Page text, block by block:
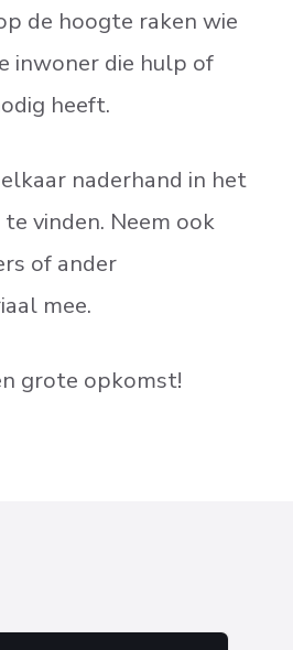
de hoogte raken wie
inwoner die hulp of
heeft.
naderhand in het
vinden. Neem ook
of ander
mee.
grote opkomst!